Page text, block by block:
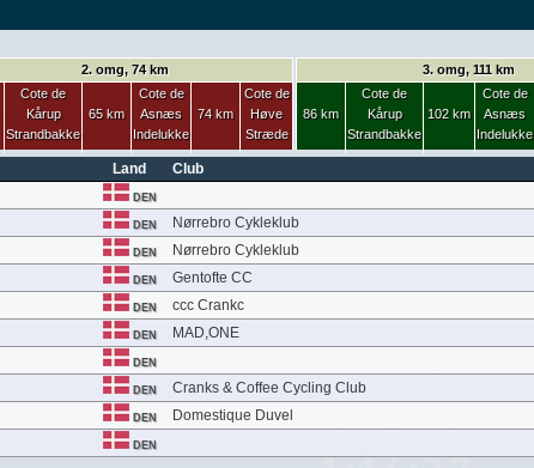
2. omg, 74 km
Cote de
Kårup
Strandbakke
65 km
Cote de
Asnæs
Indelukke
74 km
Cote de
Høve
Stræde
3. omg, 111 km
86 km
Cote de
Kårup
Strandbakke
102 km
Cote de
Asnæs
Indelukke
Land Club
DEN
DEN Nørrebro Cykleklub
DEN Nørrebro Cykleklub
DEN Gentofte CC
DEN ccc Crankc
DEN MAD,ONE
DEN
DEN Cranks & Coffee Cycling Club
DEN Domestique Duvel
DEN